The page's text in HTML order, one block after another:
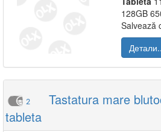
128GB
Salvează
2
Tastatura mare
tableta